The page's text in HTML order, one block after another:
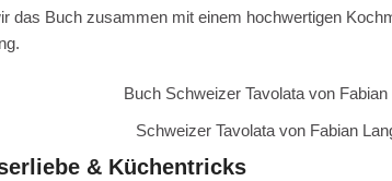
das Buch zusammen mit einem hochwertigen
Schweizer Tavolata von Fabian
& Küchentricks